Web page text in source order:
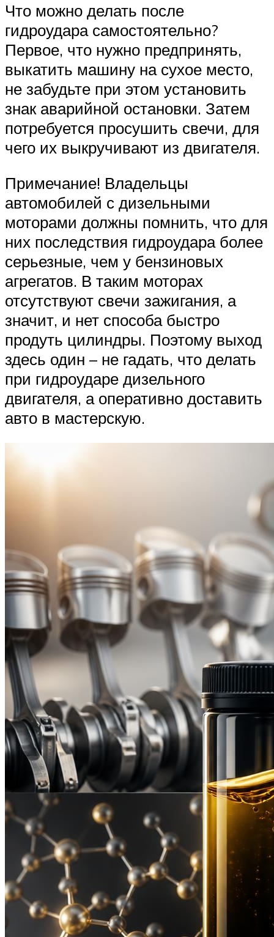
Что можно делать после
гидроудара самостоятельно?
Первое, что нужно предпринять,
выкатить машину на сухое место,
не забудьте при этом установить
знак аварийной остановки. Затем
потребуется просушить свечи, для
чего их выкручивают из двигателя.
Примечание! Владельцы
автомобилей с дизельными
моторами должны помнить, что для
них последствия гидроудара более
серьезные, чем у бензиновых
агрегатов. В таким моторах
отсутствуют свечи зажигания, а
значит, и нет способа быстро
продуть цилиндры. Поэтому выход
здесь один – не гадать, что делать
при гидроударе дизельного
двигателя, а оперативно доставить
авто в мастерскую.